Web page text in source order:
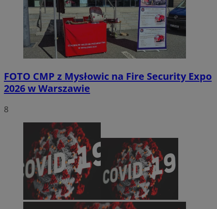
FOTO CMP z Mysłowic na Fire Security Expo
2026 w Warszawie
8